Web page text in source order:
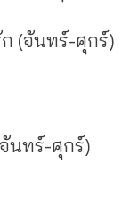
ก (จันทร์-ศุกร์)
นทร์-ศุกร์)